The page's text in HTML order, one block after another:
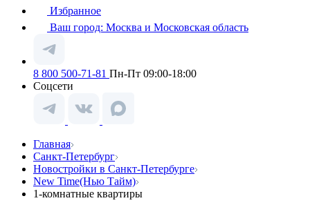
Избранное
Ваш город: Москва и Московская область
8 800 500-71-81 Пн-Пт 09:00-18:00
Соцсети
Главная
Санкт-Петербург
Новостройки в Санкт-Петербурге
New Time(Нью Тайм)
1-комнатные квартиры